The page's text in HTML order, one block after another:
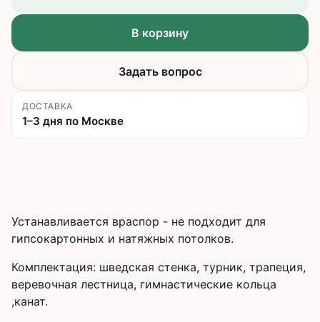
В корзину
Задать вопрос
ДОСТАВКА
1–3 дня по Москве
Устанавливается враспор - не подходит для
гипсокартонных и натяжных потолков.
Комплектация: шведская стенка, турник, трапеция,
веревочная лестница, гимнастические кольца
,канат.